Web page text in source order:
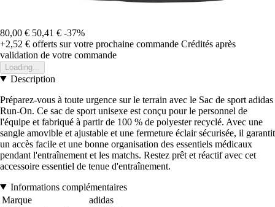
80,00 € 50,41 € -37%
+2,52 € offerts sur votre prochaine commande Crédités après
validation de votre commande
Loading...
Description
Préparez-vous à toute urgence sur le terrain avec le Sac de sport adidas
Run-On. Ce sac de sport unisexe est conçu pour le personnel de
l'équipe et fabriqué à partir de 100 % de polyester recyclé. Avec une
sangle amovible et ajustable et une fermeture éclair sécurisée, il garantit
un accès facile et une bonne organisation des essentiels médicaux
pendant l'entraînement et les matchs. Restez prêt et réactif avec cet
accessoire essentiel de tenue d'entraînement.
Informations complémentaires
Marque
adidas